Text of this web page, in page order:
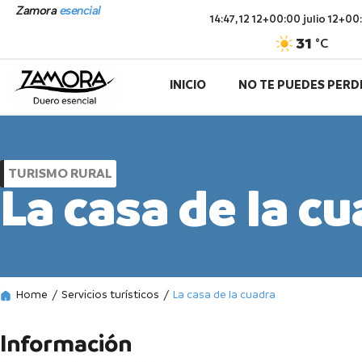
Zamoraesencial
14:47,12 12+00:00 julio
31 °C
INICIO NO TE PUEDES
TURISMO RURAL
La casa de la
Home / Servicios turísticos / La casa de la cuadra
Información